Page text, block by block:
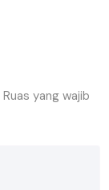
Ruas yang wajib